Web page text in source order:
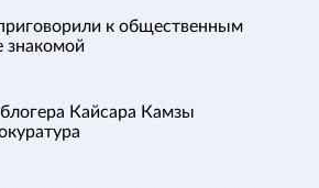
к общественным
знакомой
Кайсара Камзы